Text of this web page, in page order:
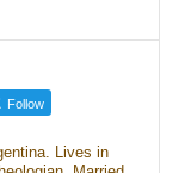
Follow
Lives in